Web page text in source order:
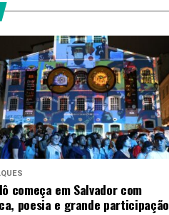
começa em Salvador com
poesia e grande participação